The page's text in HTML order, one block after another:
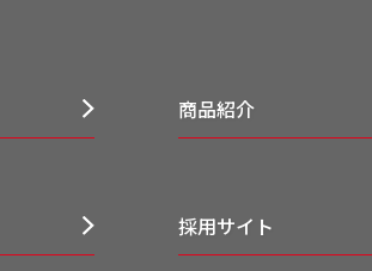
商品紹介
採用サイト